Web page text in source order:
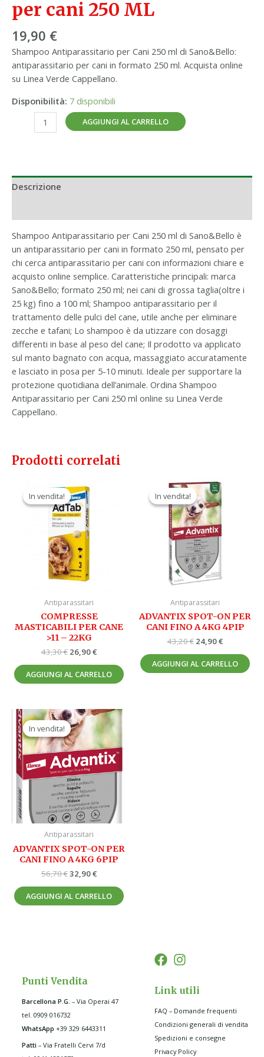
per cani 250 ML
19,90 €
Shampoo Antiparassitario per Cani 250 ml di Sano&Bello:
antiparassitario per cani in formato 250 ml. Acquista online
su Linea Verde Cappellano.
Disponibilità: 7 disponibili
AGGIUNGI AL CARRELLO
Descrizione
Shampoo Antiparassitario per Cani 250 ml di Sano&Bello è
un antiparassitario per cani in formato 250 ml, pensato per
chi cerca antiparassitario per cani con informazioni chiare e
acquisto online semplice. Caratteristiche principali: marca
Sano&Bello; formato 250 ml; nei cani di grossa taglia(oltre i
25 kg) fino a 100 ml; Shampoo antiparassitario per il
trattamento delle pulci del cane, utile anche per eliminare
zecche e tafani; Lo shampoo è da utizzare con dosaggi
differenti in base al peso del cane; Il prodotto va applicato
sul manto bagnato con acqua, massaggiato accuratamente
e lasciato in posa per 5-10 minuti. Ideale per supportare la
protezione quotidiana dell’animale. Ordina Shampoo
Antiparassitario per Cani 250 ml online su Linea Verde
Cappellano.
Prodotti correlati
In vendita!
In vendita!
Antiparassitari
COMPRESSE
MASTICABILI PER CANE
>11 – 22KG
43,30€
prezzo
originale
era:
43,30 €.
26,90€
AGGIUNGI AL CARRELLO
In vendita!
In vendita!
Antiparassitari
ADVANTIX SPOT-ON PER
CANI FINO A 4KG 4PIP
43,20€
Il
prezzo
originale
era:
43,20 €.
24,90€
AGGIUNGI AL CARRELLO
In vendita!
In vendita!
Antiparassitari
ADVANTIX SPOT-ON PER
CANI FINO A 4KG 6PIP
56,70€
Il
prezzo
originale
era:
56,70 €.
32,90€
Il
prezzo
attuale
è:
32,90 €.
AGGIUNGI AL CARRELLO
Punti Vendita
Barcellona P.G – Via Operai 47
tel. 0909 016732
WhatsApp +39 329 6443311
Patti – Via Fratelli Cervi 7/d
Link utili
FAQ – Domande frequenti
Condizioni generali di vendita
Spedizioni e consegne
Privacy Policy